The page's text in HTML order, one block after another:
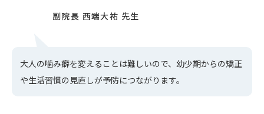
大人の噛み癖を変えることは難しいので、幼少期からの矯正
や生活習慣の見直しが予防につながります。